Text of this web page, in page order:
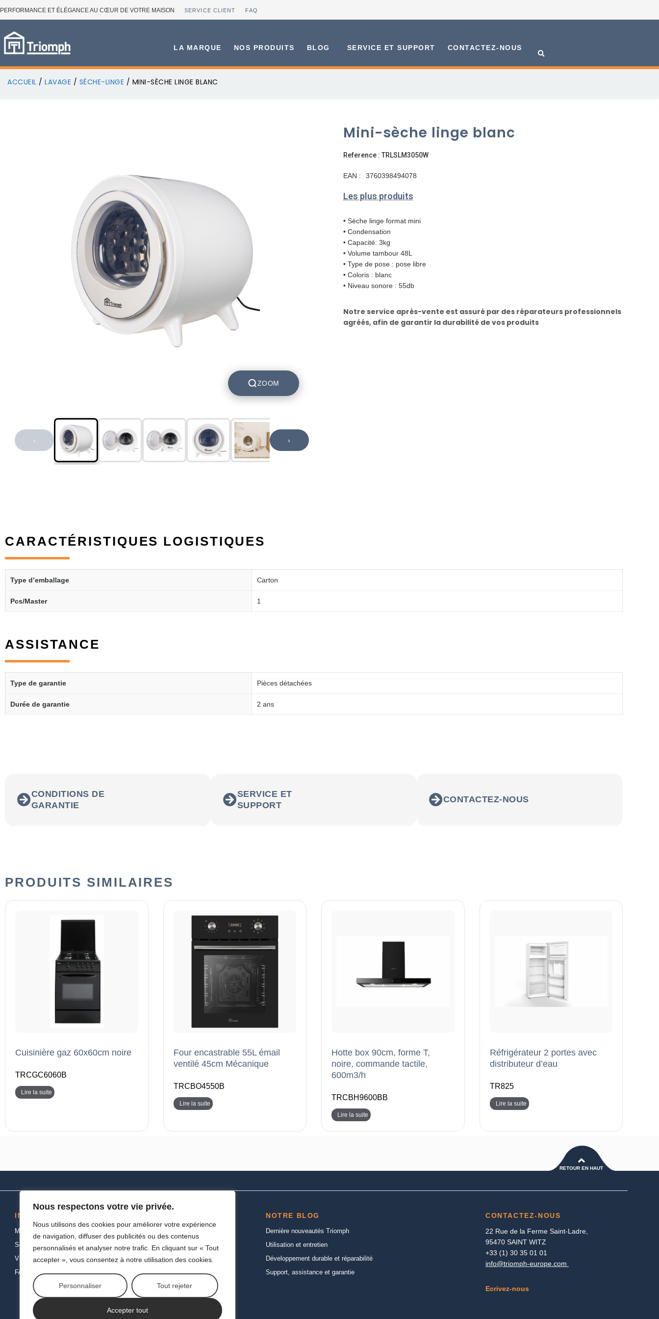
Nous respectons votre vie privée.
Nous utilisons des cookies pour améliorer votre expérience
de navigation, diffuser des publicités ou des contenus
personnalisés et analyser notre trafic. En cliquant sur « Tout
accepter », vous consentez à notre utilisation des cookies.
Personnaliser Tout rejeter
Accepter tout
PERFORMANCE ET ÉLÉGANCE AU CŒUR DE VOTRE MAISON SERVICE CLIENT FAQ
LA MARQUE NOS PRODUITS BLOG SERVICE ET SUPPORT CONTACTEZ-NOUS
ACCUEIL / LAVAGE / SÈCHE-LINGE / MINI-SÈCHE LINGE BLANC
ZOOM
‹ ›
Mini-sèche linge blanc
Reference : TRLSLM3050W
EAN : 3760398494078
Les plus produits
• Sèche linge format mini
• Condensation
• Capacité: 3kg
• Volume tambour 48L
• Type de pose : pose libre
• Coloris : blanc
• Niveau sonore : 55db
Notre service après-vente est assuré par des réparateurs professionnels
agréés, afin de garantir la durabilité de vos produits
CARACTÉRISTIQUES LOGISTIQUES
Type d’emballage Carton
Pcs/Master 1
ASSISTANCE
Type de garantie Pièces détachées
Durée de garantie 2 ans
CONDITIONS DE
GARANTIE
SERVICE ET
SUPPORT
CONTACTEZ-NOUS
PRODUITS SIMILAIRES
Cuisinière gaz 60x60cm noire
TRCGC6060B
Lire la suite
Four encastrable 55L émail
ventilé 45cm Mécanique
TRCBO4550B
Lire la suite
Hotte box 90cm, forme T,
noire, commande tactile,
600m3/h
TRCBH9600BB
Lire la suite
Réfrigérateur 2 portes avec
distributeur d’eau
TR825
Lire la suite
RETOUR EN HAUT
INFORMATIONS
Mentions Légales
Service et support
Vie privée et cookies
FAQ
Cuisson
Lavage
Petit électro
Chauffage & Climatisation
High Tech
NOTRE BLOG
Dernière nouveautés Triomph
Utilisation et entretien
Développement durable et réparabilité
Support, assistance et garantie
CONTACTEZ-NOUS
22 Rue de la Ferme Saint-Ladre,
95470 SAINT WITZ
+33 (1) 30 35 01 01
info@triomph-europe.com
Ecrivez-nous